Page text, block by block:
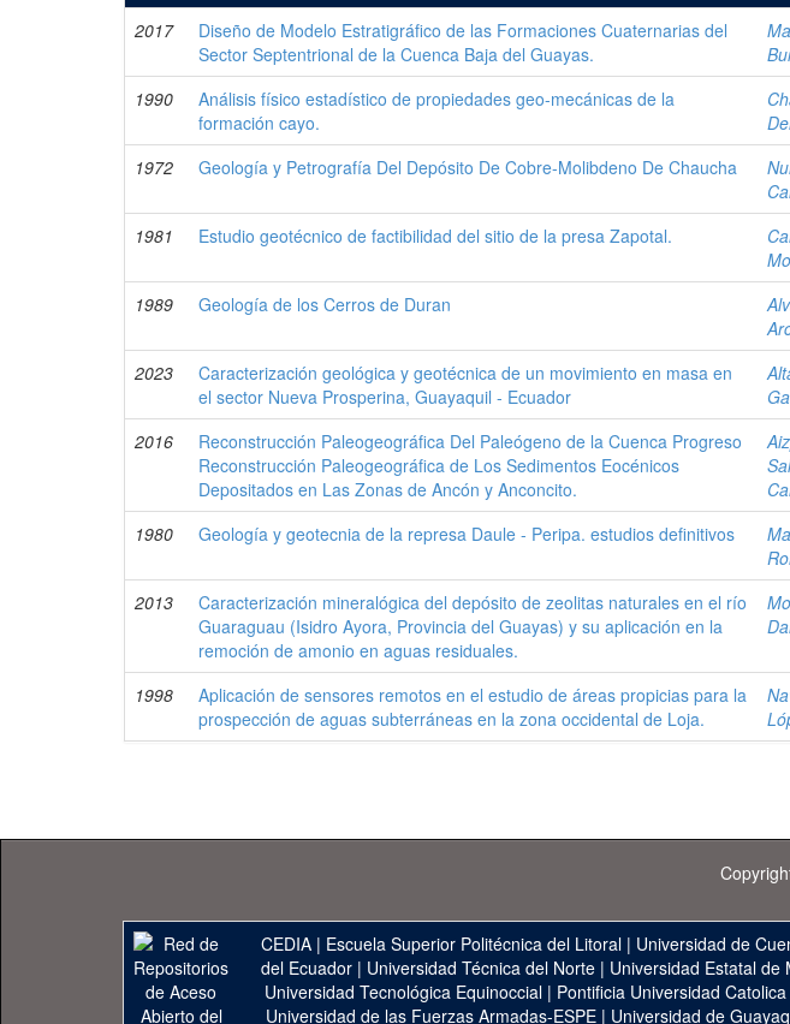
2017
Diseño de Modelo Estratigráfico de las Formaciones Cuaternarias del
Sector Septentrional de la Cuenca Baja del Guayas.
1990
Análisis físico estadístico de propiedades geo-mecánicas de la
formación cayo.
1972
Geología y Petrografía Del Depósito De Cobre-Molibdeno De Chaucha
1981
Estudio geotécnico de factibilidad del sitio de la presa Zapotal.
1989
Geología de los Cerros de Duran
2023
Caracterización geológica y geotécnica de un movimiento en masa en
el sector Nueva Prosperina, Guayaquil - Ecuador
2016
Reconstrucción Paleogeográfica Del Paleógeno de la Cuenca Progreso
Reconstrucción Paleogeográfica de Los Sedimentos Eocénicos
Depositados en Las Zonas de Ancón y Anconcito.
1980
Geología y geotecnia de la represa Daule - Peripa. estudios definitivos
2013
Caracterización mineralógica del depósito de zeolitas naturales en el río
Guaraguau (Isidro Ayora, Provincia del Guayas) y su aplicación en la
remoción de amonio en aguas residuales.
1998
Aplicación de sensores remotos en el estudio de áreas propicias para la
prospección de aguas subterráneas en la zona occidental de Loja.
CEDIA | Escuela Superior Politécnica del Litoral | Universidad de
del Ecuador| Universidad Técnica del Norte| Universidad Estatal de
Universidad Tecnológica Equinoccial| Pontificia Universidad
Universidad de las Fuerzas Armadas-ESPE | Universidad de